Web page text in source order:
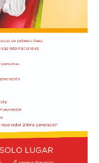
antes de que las
Viedma
baldosas y
También
y en
al juzgado
de los
porteño y al
de los daños y
se encuentra
adicionales